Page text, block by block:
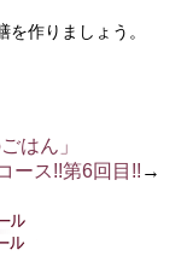
作りましょう。
はん」
ース!!第6回目!! →